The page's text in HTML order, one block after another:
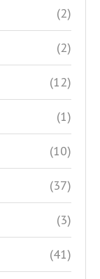
(2)
(2)
(12)
(1)
(10)
(37)
(3)
(41)